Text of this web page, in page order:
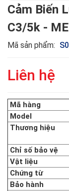
Cảm Biến
C3/5k -
Mã sản phẩm:
Liên hệ
Mã
Model
Thương
Chỉ số bảo vệ
Vật liệu
Chứng từ
Bảo hành